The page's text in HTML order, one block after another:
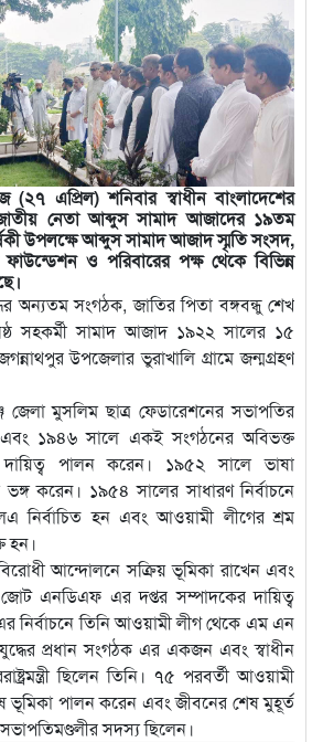
(২৭ এপ্রিল) শনিবার স্বাধীন বাংলাদেশের
ও জাতীয় নেতা আব্দুস সামাদ আজাদের ১৯তম
উপলক্ষে আব্দুস সামাদ আজাদ স্মৃতি সংসদ,
ও পরিবারের পক্ষ থেকে বিভিন্ন
অন্যতম সংগঠক, জাতির পিতা বঙ্গবন্ধু শেখ
সহকর্মী সামাদ আজাদ ১৯২২ সালের ১৫
উপজেলার ভুরাখালি গ্রামে জন্মগ্রহণ
মুসলিম ছাত্র ফেডারেশনের সভাপতির
এবং ১৯৪৬ সালে একই সংগঠনের অবিভক্ত
পালন করেন। ১৯৫২ সালে ভাষা
করেন। ১৯৫৪ সালের সাধারণ নির্বাচনে
নির্বাচিত হন এবং আওয়ামী লীগের শ্রম
হন।
আন্দোলনে সক্রিয় ভূমিকা রাখেন এবং
এনডিএফ এর দপ্তর সম্পাদকের দায়িত্ব
নির্বাচনে তিনি আওয়ামী লীগ থেকে এম এন
প্রধান সংগঠক এর একজন এবং স্বাধীন
ছিলেন তিনি। ৭৫ পরবর্তী আওয়ামী
ভূমিকা পালন করেন এবং জীবনের শেষ মুহূর্ত
সদস্য ছিলেন।